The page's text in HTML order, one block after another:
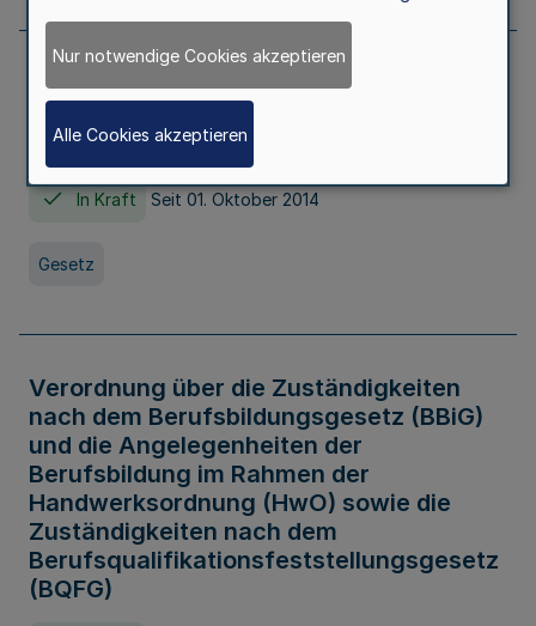
Gesetz über die Hochschulen des Landes
Nordrhein-Westfalen (Hochschulgesetz -
HG)
In Kraft Seit 01. Oktober 2014
Gesetz
Verordnung über die Zuständigkeiten
nach dem Berufsbildungsgesetz (BBiG)
und die Angelegenheiten der
Berufsbildung im Rahmen der
Handwerksordnung (HwO) sowie die
Zuständigkeiten nach dem
Berufsqualifikationsfeststellungsgesetz
(BQFG)
Nur notwendige Cookies akzeptieren
Alle Cookies akzeptieren